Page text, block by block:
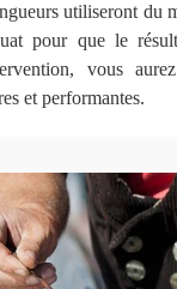
utiliseront du
pour que le
vous
et performantes.